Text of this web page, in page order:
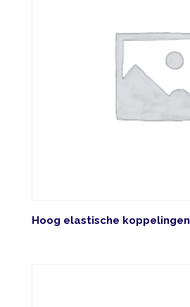
Hoog elastische koppelingen